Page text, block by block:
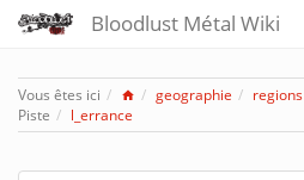
Bloodlust Métal Wiki
Vous êtes ici Homegeographie regions
Piste
l_errance